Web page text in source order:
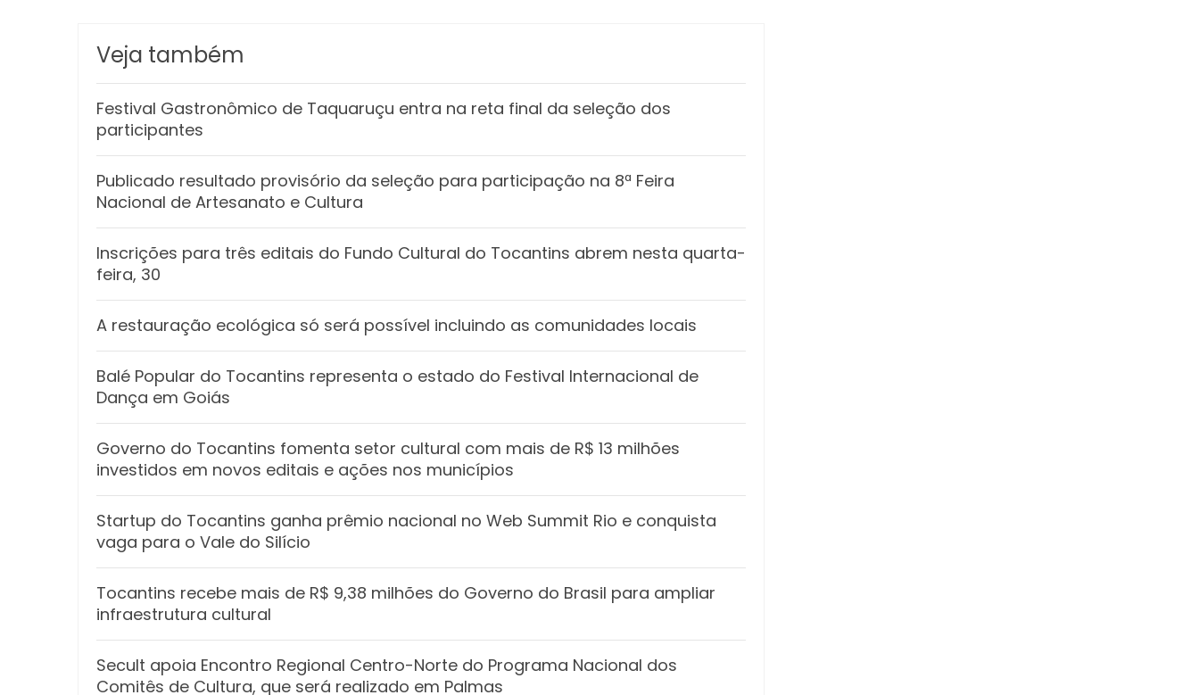
Veja também
Festival Gastronômico de Taquaruçu entra na reta final da seleção dos
participantes
Publicado resultado provisório da seleção para participação na 8ª Feira
Nacional de Artesanato e Cultura
Inscrições para três editais do Fundo Cultural do Tocantins abrem nesta quarta-
feira, 30
A restauração ecológica só será possível incluindo as comunidades locais
Balé Popular do Tocantins representa o estado do Festival Internacional de
Dança em Goiás
Governo do Tocantins fomenta setor cultural com mais de R$ 13 milhões
investidos em novos editais e ações nos municípios
Startup do Tocantins ganha prêmio nacional no Web Summit Rio e conquista
vaga para o Vale do Silício
Tocantins recebe mais de R$ 9,38 milhões do Governo do Brasil para ampliar
infraestrutura cultural
Secult apoia Encontro Regional Centro-Norte do Programa Nacional dos
Comitês de Cultura, que será realizado em Palmas